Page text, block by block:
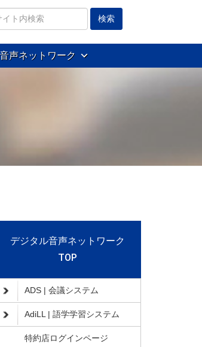
声ネットワーク
デジタル音声ネットワーク
TOP
ADS | 会議システム
AdiLL | 語学学習システム
特約店ログインページ